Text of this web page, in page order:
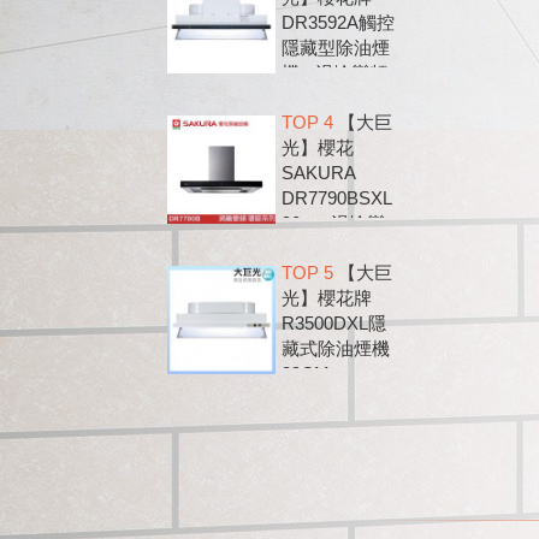
DR3592A觸控
隱藏型除油煙
機 - 渦輪變頻
TOP 4【大巨
光】櫻花
SAKURA
DR7790BSXL
90cm 渦輪變
除油煙機
DR7790B
TOP 5【大巨
光】櫻花牌
R3500DXL隱
藏式除油煙機
89CM